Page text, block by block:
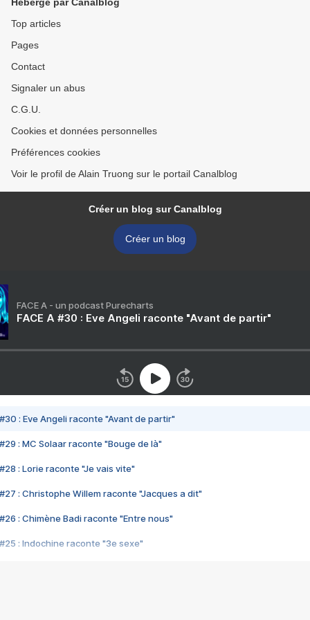
Top articles
Pages
Contact
Signaler un abus
C.G.U.
Cookies et données personnelles
Préférences cookies
Voir le profil de Alain Truong sur le portail Canalblog
Créer un blog sur Canalblog
Créer un blog
FACE A - un podcast Purecharts
FACE A #30 : Eve Angeli raconte "Avant de partir"
#30 : Eve Angeli raconte "Avant de partir"
#29 : MC Solaar raconte "Bouge de là"
#28 : Lorie raconte "Je vais vite"
#27 : Christophe Willem raconte "Jacques a dit"
#26 : Chimène Badi raconte "Entre nous"
#25 : Indochine raconte "3e sexe"